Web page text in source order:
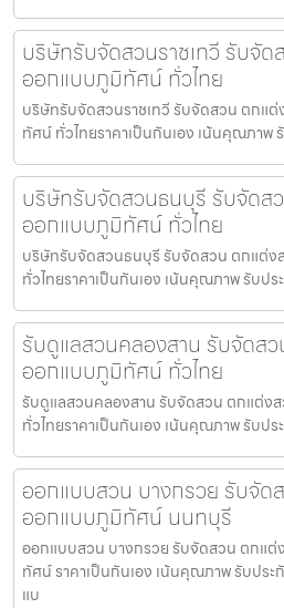
บริษัทรับจัดสวนราชเทวี รับจั
ออกแบบภูมิทัศน์ ทั่วไทย
บริษัทรับจัดสวนราชเทวี รับจัดสวน ตกแ
ทัศน์ ทั่วไทยราคาเป็นกันเอง เน้นคุณภาพ
บริษัทรับจัดสวนธนบุรี รับจัดส
ออกแบบภูมิทัศน์ ทั่วไทย
บริษัทรับจัดสวนธนบุรี รับจัดสวน ตกแต่
ทั่วไทยราคาเป็นกันเอง เน้นคุณภาพ รับป
รับดูแลสวนคลองสาน รับจัดส
ออกแบบภูมิทัศน์ ทั่วไทย
รับดูแลสวนคลองสาน รับจัดสวน ตกแต่
ทั่วไทยราคาเป็นกันเอง เน้นคุณภาพ รับป
ออกแบบสวน บางกรวย รับจัด
ออกแบบภูมิทัศน์ นนทบุรี
ออกแบบสวน บางกรวย รับจัดสวน ตกแ
ทัศน์ ราคาเป็นกันเอง เน้นคุณภาพ รับปร
แบ